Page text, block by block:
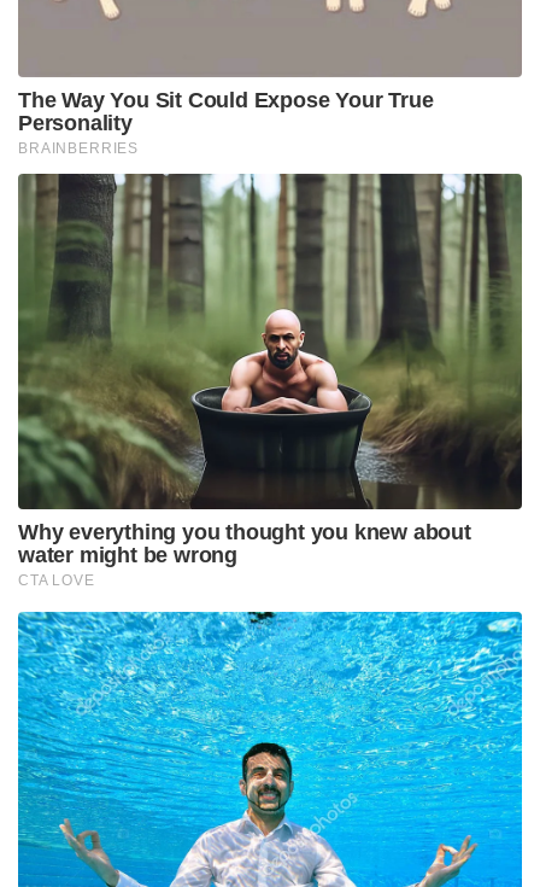
The Way You Sit Could Expose Your True
Personality
BRAINBERRIES
Why everything you thought you knew about
water might be wrong
CTA LOVE